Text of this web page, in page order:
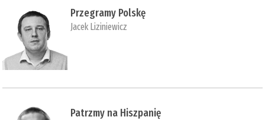
Przegramy Polskę
Jacek Liziniewicz
Patrzmy na Hiszpanię